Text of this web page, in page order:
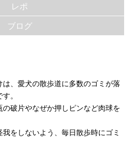
レポ
ブログ
、愛犬の散歩道に多数のゴミが落
。
破片やなぜか押しピンなど肉球を
をしないよう、毎日散歩時にゴミ